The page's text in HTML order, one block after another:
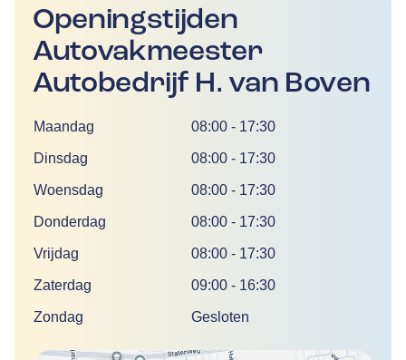
Openingstijden
Autovakmeester
Autobedrijf H. van Boven
DagTijd
Maandag 08:00 - 17:30
Dinsdag 08:00 - 17:30
Woensdag 08:00 - 17:30
Donderdag 08:00 - 17:30
Vrijdag 08:00 - 17:30
Zaterdag 09:00 - 16:30
Zondag Gesloten